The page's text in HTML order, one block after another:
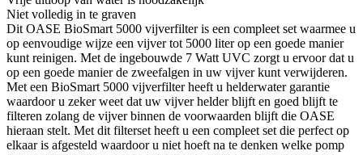
Niet volledig in te graven
Dit OASE BioSmart 5000 vijverfilter is een compleet set waarmee u
op eenvoudige wijze een vijver tot 5000 liter op een goede manier
kunt reinigen. Met de ingebouwde 7 Watt UVC zorgt u ervoor dat u
op een goede manier de zweefalgen in uw vijver kunt verwijderen.
Met een BioSmart 5000 vijverfilter heeft u helderwater garantie
waardoor u zeker weet dat uw vijver helder blijft en goed blijft te
filteren zolang de vijver binnen de voorwaarden blijft die OASE
hieraan stelt. Met dit filterset heeft u een compleet set die perfect op
elkaar is afgesteld waardoor u niet hoeft na te denken welke pomp